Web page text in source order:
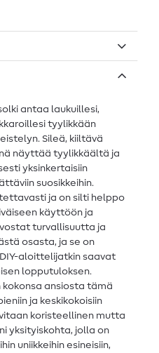
antaa laukuillesi,
tyylikkään
Sileä, kiiltävä
näyttää tyylikkäältä ja
yksinkertaisiin
suosikkeihin.
ja on silti helppo
käyttöön ja
turvallisuutta ja
osasta, ja se on
aloittelijatkin saavat
lopputuloksen.
kokonsa ansiosta tämä
ja keskikokoisiin
koristeellinen mutta
yksityiskohta, jolla on
uniikkeihin esineisiin,